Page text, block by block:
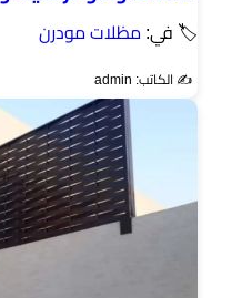
🏷 في: مظلات مودرن
✍️ الكاتب: admin